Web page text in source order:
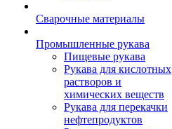
Сварочные материалы
Промышленные рукава
Пищевые рукава
Рукава для кислотных
растворов и
химических веществ
Рукава для перекачки
нефтепродуктов